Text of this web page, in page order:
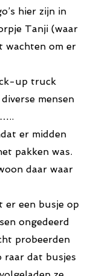
hier zijn in
Tanji (waar
wachten om er
up truck
mensen
er midden
pakken was.
daar waar
er een busje op
ongedeerd
probeerden
raar dat busjes